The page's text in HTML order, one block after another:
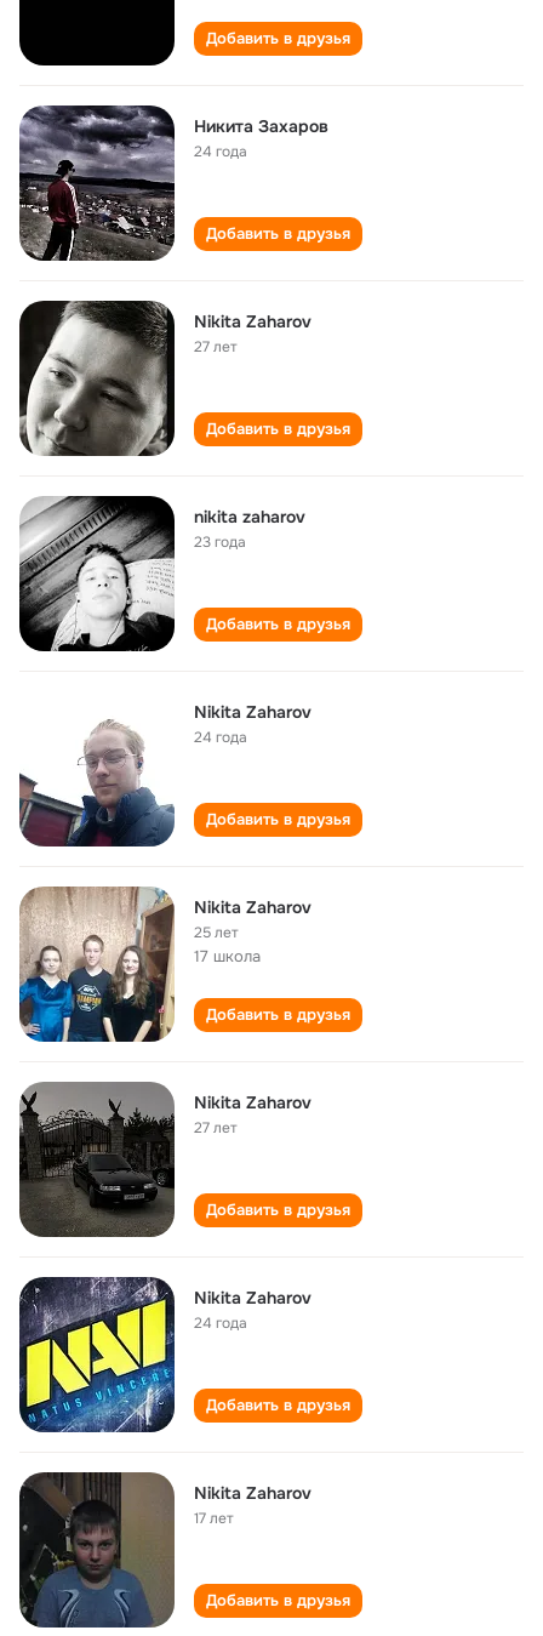
Добавить в друзья
Никита Захаров
24 года
Добавить в друзья
Nikita Zaharov
27 лет
Добавить в друзья
nikita zaharov
23 года
Добавить в друзья
Nikita Zaharov
24 года
Добавить в друзья
Nikita Zaharov
25 лет
17 школа
Добавить в друзья
Nikita Zaharov
27 лет
Добавить в друзья
Nikita Zaharov
24 года
Добавить в друзья
Nikita Zaharov
17 лет
Добавить в друзья